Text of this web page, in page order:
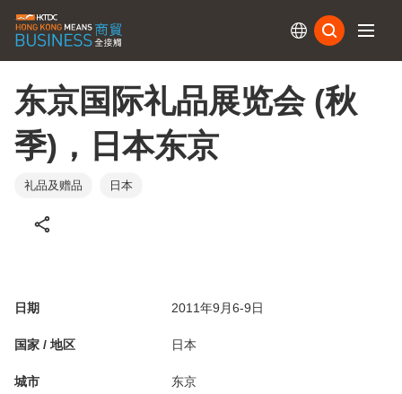
东京国际礼品展览会 (秋
季)，日本东京
礼品及赠品 日本
日期 2011年9月6-9日
国家 / 地区 日本
城市 东京